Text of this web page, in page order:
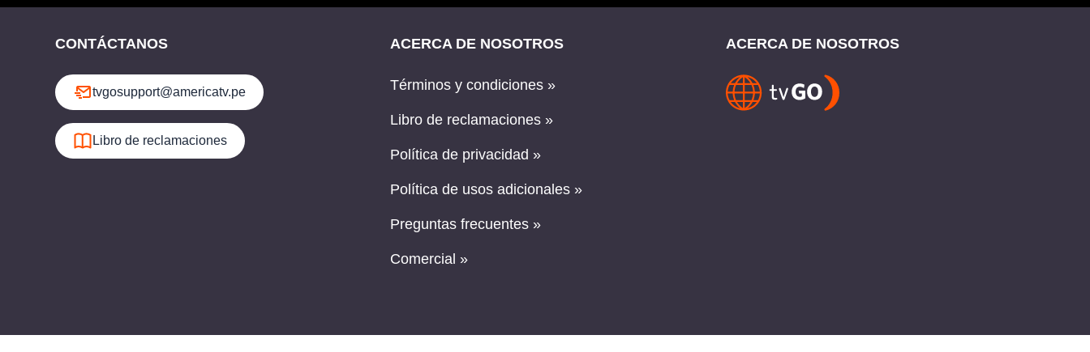
CONTÁCTANOS
tvgosupport@americatv.pe
Libro de reclamaciones
ACERCA DE NOSOTROS
Términos y condiciones »
Libro de reclamaciones »
Política de privacidad »
Política de usos adicionales »
Preguntas frecuentes »
Comercial »
ACERCA DE NOSOTROS